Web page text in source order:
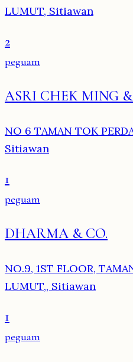
LUMUT, Sitiawan
2
peguam
ASRI CHEK MING &
NO 6 TAMAN TOK
Sitiawan
1
peguam
DHARMA & CO.
NO.9, 1ST FLOOR,
LUMUT,, Sitiawan
1
peguam